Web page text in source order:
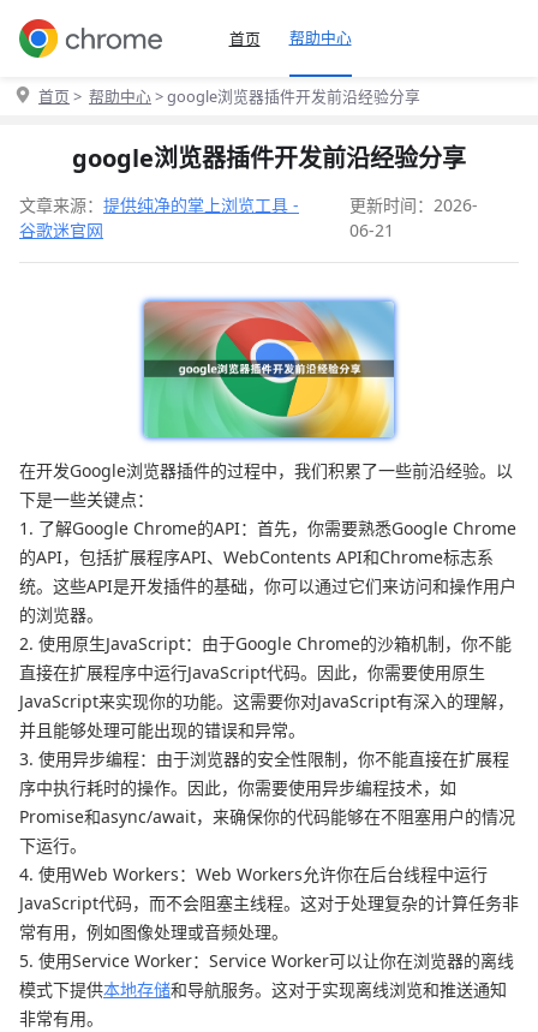
首页 帮助中心
首页 > 帮助中心> google浏览器插件开发前沿经验分享
google浏览器插件开发前沿经验分享
文章来源： 提供纯净的掌上浏览工具 -
谷歌迷官网
更新时间：2026-
06-21
在开发Google浏览器插件的过程中，我们积累了一些前沿经验。以
下是一些关键点：
1. 了解Google Chrome的API：首先，你需要熟悉Google Chrome
的API，包括扩展程序API、WebContents API和Chrome标志系
统。这些API是开发插件的基础，你可以通过它们来访问和操作用户
的浏览器。
2. 使用原生JavaScript：由于Google Chrome的沙箱机制，你不能
直接在扩展程序中运行JavaScript代码。因此，你需要使用原生
JavaScript来实现你的功能。这需要你对JavaScript有深入的理解，
并且能够处理可能出现的错误和异常。
3. 使用异步编程：由于浏览器的安全性限制，你不能直接在扩展程
序中执行耗时的操作。因此，你需要使用异步编程技术，如
Promise和async/await，来确保你的代码能够在不阻塞用户的情况
下运行。
4. 使用Web Workers：Web Workers允许你在后台线程中运行
JavaScript代码，而不会阻塞主线程。这对于处理复杂的计算任务非
常有用，例如图像处理或音频处理。
5. 使用Service Worker：Service Worker可以让你在浏览器的离线
模式下提供本地存储和导航服务。这对于实现离线浏览和推送通知
非常有用。